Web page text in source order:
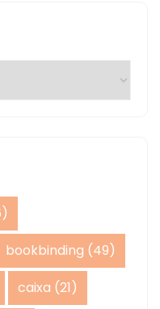
bookbinding (49)
caixa (21)